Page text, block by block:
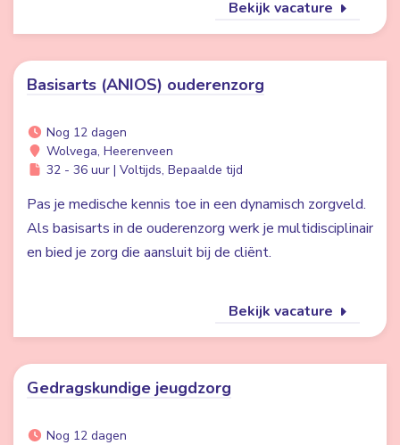
Bekijk vacature
Basisarts (ANIOS) ouderenzorg
Nog 12 dagen
Wolvega, Heerenveen
32 - 36 uur | Voltijds, Bepaalde tijd
Pas je medische kennis toe in een dynamisch zorgveld.
Als basisarts in de ouderenzorg werk je multidisciplinair
en bied je zorg die aansluit bij de cliënt.
Bekijk vacature
Gedragskundige jeugdzorg
Nog 12 dagen